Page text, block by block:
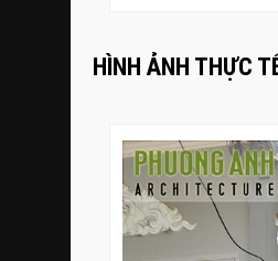
HÌNH ẢNH THỰC